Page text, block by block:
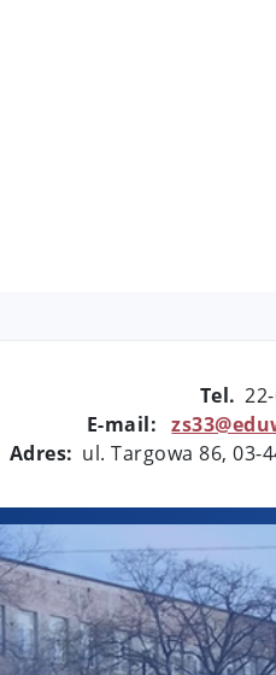
Tel.
E-mail:
Adres: ul. Targowa 86, 03-